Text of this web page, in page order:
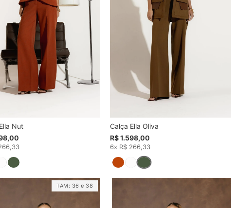
Nut
Calça Ella Oliva
R$ 1.598,00
6x R$ 266,33
TAM: 36 e 38